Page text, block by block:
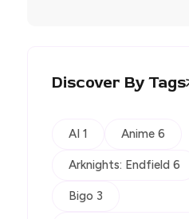
Discover By Tags
AI 1 Anime 6
Arknights: Endfield 6
Bigo 3